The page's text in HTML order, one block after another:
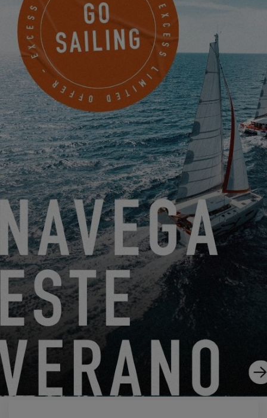
SETTINGS
DESCUBRE A KARINE & MICHEL EN ACTU NAUTIQUE
26.2.25
EXCESS CAMPUS 2025